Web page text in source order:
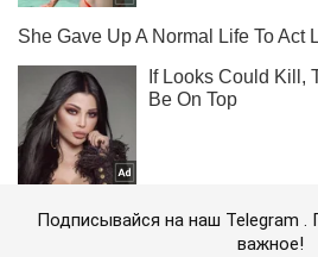
Подписывайся на наш Telegram .
важное!